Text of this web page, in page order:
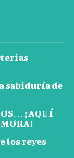
sabiduría de
¡AQUÍ
los reyes